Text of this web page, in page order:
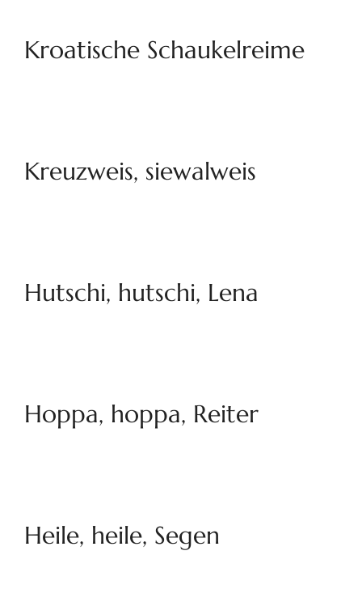
Kroatische Schaukelreime
Kreuzweis, siewalweis
Hutschi, hutschi, Lena
Hoppa, hoppa, Reiter
Heile, heile, Segen